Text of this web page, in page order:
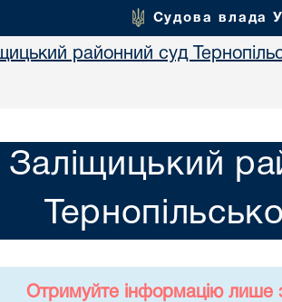
Судова влада
районний суд
Заліщицький
Отримуйте інформацію лише